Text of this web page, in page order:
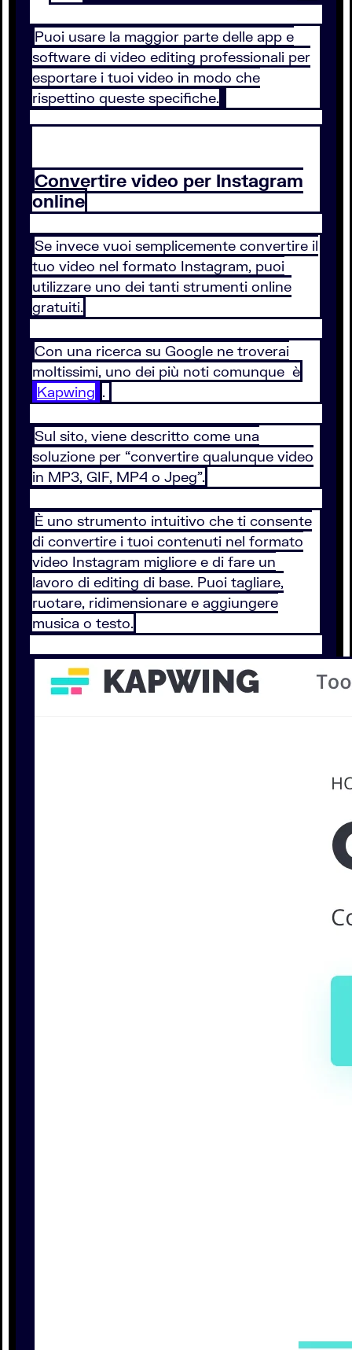
Puoi usare la maggior parte delle app e
software di video editing professionali per
esportare i tuoi video in modo che
rispettino queste specifiche.
Convertire video per Instagram
online
Se invece vuoi semplicemente convertire il
tuo video nel formato Instagram, puoi
utilizzare uno dei tanti strumenti online
gratuiti.
Con una ricerca su Google ne troverai
moltissimi, uno dei più noti comunque è
Kapwing .
Sul sito, viene descritto come una
soluzione per “convertire qualunque video
in MP3, GIF, MP4 o Jpeg”.
È uno strumento intuitivo che ti consente
di convertire i tuoi contenuti nel formato
video Instagram migliore e di fare un
lavoro di editing di base. Puoi tagliare,
ruotare, ridimensionare e aggiungere
musica o testo.